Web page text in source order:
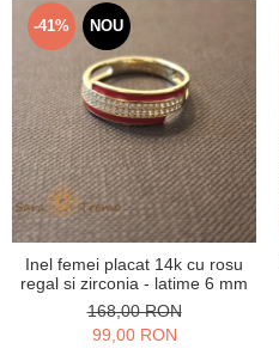
-41% NOU
Inel femei placat 14k cu rosu
regal si zirconia - latime 6 mm
168,00 RON
99,00 RON